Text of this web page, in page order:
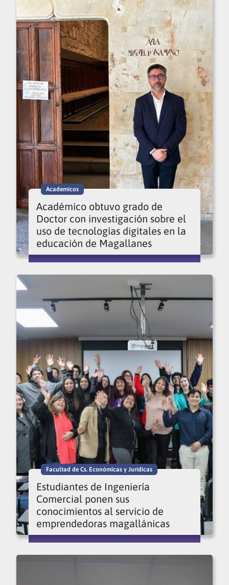
Academicos
Académico obtuvo grado de
Doctor con investigación sobre el
uso de tecnologías digitales en la
educación de Magallanes
Facultad de Cs. Económicas y Jurídicas
Estudiantes de Ingeniería
Comercial ponen sus
conocimientos al servicio de
emprendedoras magallánicas